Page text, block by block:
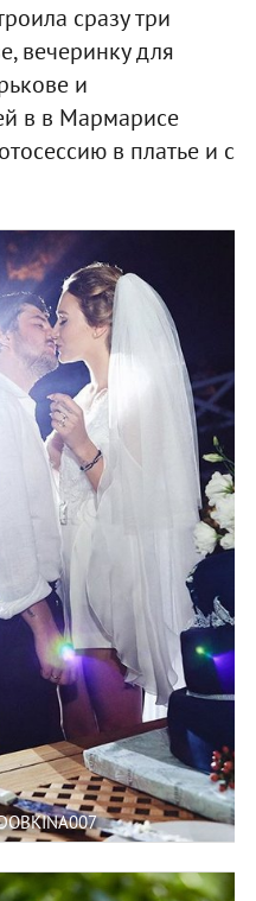
сразу три
вечеринку для
и
в в Мармарисе
в платье и с